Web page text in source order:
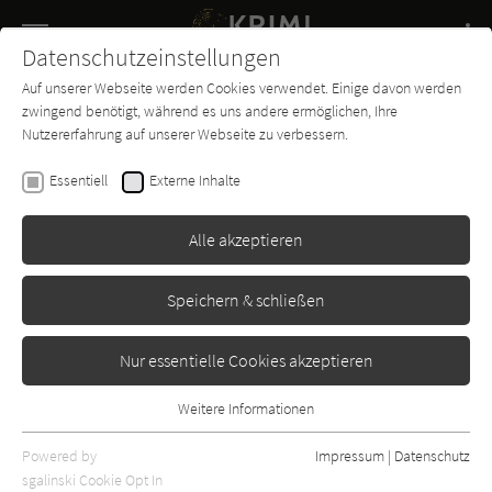
SUCHE
Buch-
Entdecker
Forum Charts
Brigitte Grahl
Rezensionen von Brigitte Grahl
Datenschutzeinstellungen
Auf unserer Webseite werden Cookies verwendet. Einige davon werden
zwingend benötigt, während es uns andere ermöglichen, Ihre
Nutzererfahrung auf unserer Webseite zu verbessern.
Essentiell Externe Inhalte
Alle akzeptieren
Speichern & schließen
Nur essentielle Cookies akzeptieren
Essentielle Cookies werden für grundlegende Funktionen der
Webseite benötigt. Dadurch ist gewährleistet, dass die Webseite
Weitere Informationen
Powered by
sgalinski Cookie Opt In
Impressum | Datenschutz